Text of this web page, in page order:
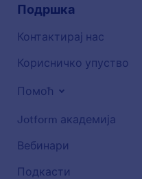
Подршка
Контактирај нас
Корисничко упуство
Помоћ
Jotform академија
Вебинари
Подкасти